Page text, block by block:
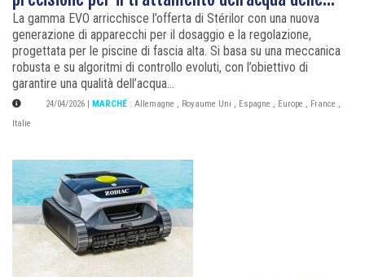
La gamma EVO arricchisce l’offerta di Stérilor con una nuova
generazione di apparecchi per il dosaggio e la regolazione,
progettata per le piscine di fascia alta. Si basa su una meccanica
robusta e su algoritmi di controllo evoluti, con l’obiettivo di
garantire una qualità dell’acqua...
24/04/2026 MARCHÉ : Allemagne , Royaume Uni , Espagne , Europe , France ,
Italie